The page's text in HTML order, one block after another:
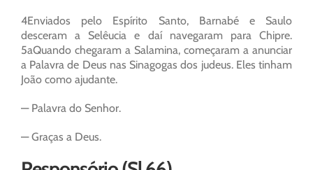
4Enviados pelo Espírito Santo, Barnabé e Saulo
desceram a Selêucia e daí navegaram para Chipre.
5aQuando chegaram a Salamina, começaram a anunciar
a Palavra de Deus nas Sinagogas dos judeus. Eles tinham
João como ajudante.
— Palavra do Senhor.
— Graças a Deus.